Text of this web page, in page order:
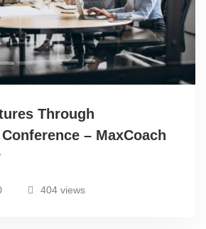
Through
– MaxCoach
404 views